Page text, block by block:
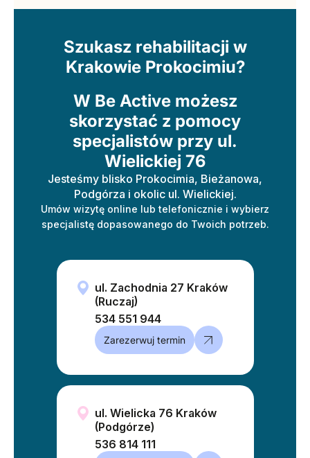
Szukasz rehabilitacji w
Krakowie Prokocimiu?
W Be Active możesz
skorzystać z pomocy
specjalistów przy ul.
Wielickiej 76
Jesteśmy blisko Prokocimia, Bieżanowa,
Podgórza i okolic ul. Wielickiej.
Umów wizytę online lub telefonicznie i wybierz
specjalistę dopasowanego do Twoich potrzeb.
ul. Zachodnia 27 Kraków
(Ruczaj)
534 551 944
Zarezerwuj termin
ul. Wielicka 76 Kraków
(Podgórze)
536 814 111